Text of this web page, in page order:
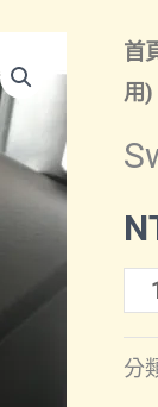
首
用)
年
年
分